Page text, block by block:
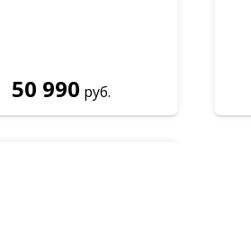
50 990 руб.